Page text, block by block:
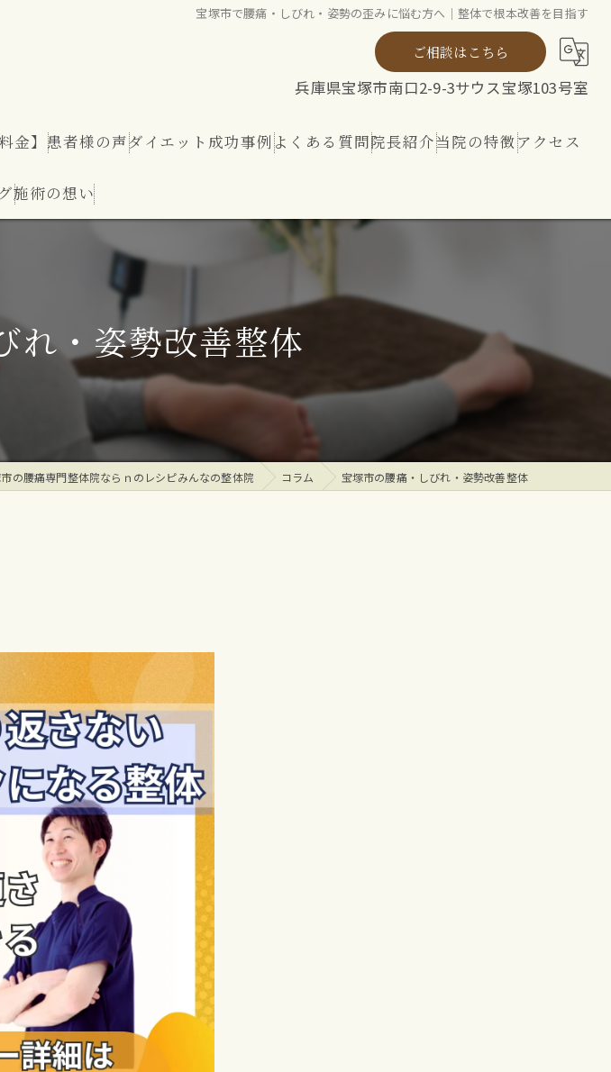
宝塚市で腰痛・しびれ・姿勢の歪みに悩む方へ｜整体で根本改善を目指す
ご相談はこちら
兵庫県宝塚市南口2-9-3サウス宝塚103号室
金】 患者様の声ダイエット成功事例よくある質問院長紹介当院の特徴アクセス
施術の想い
れ・姿勢改善整体
の腰痛専門整体院ならｎのレシピみんなの整体院 コラム 宝塚市の腰痛・しびれ・姿勢改善整体